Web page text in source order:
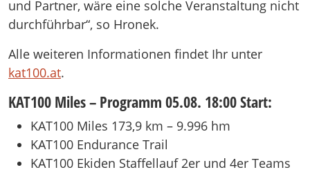
und Partner, wäre eine solche Veranstaltung nicht
durchführbar“, so Hronek.
Alle weiteren Informationen findet Ihr unter
kat100.at.
KAT100 Miles – Programm 05.08. 18:00 Start:
KAT100 Miles 173,9 km – 9.996 hm
KAT100 Endurance Trail
KAT100 Ekiden Staffellauf 2er und 4er Teams